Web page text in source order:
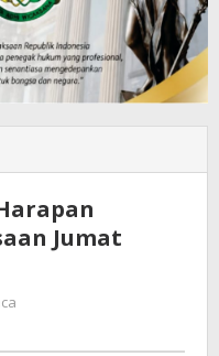
Jumat